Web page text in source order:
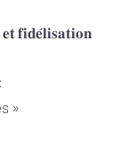
𝐟𝐢𝐝𝐞́𝐥𝐢𝐬𝐚𝐭𝐢𝐨𝐧
»